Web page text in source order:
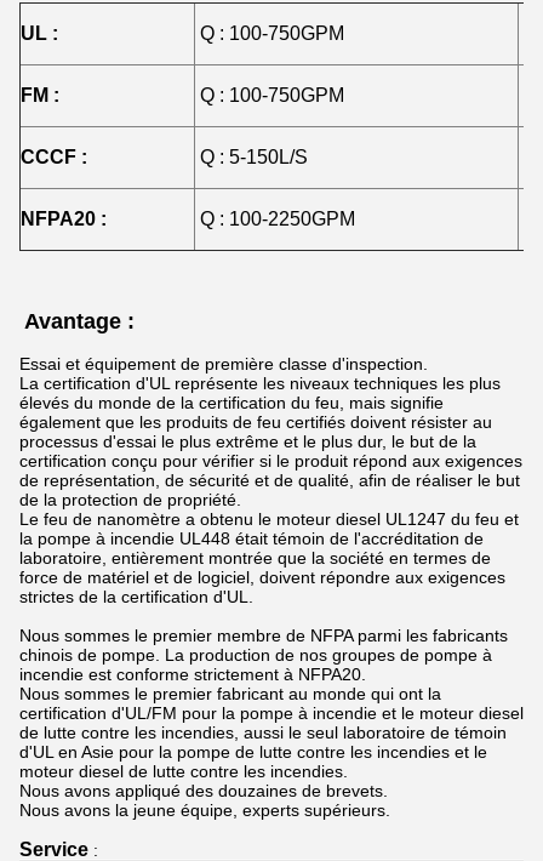
UL : Q : 100-750GPM
FM : Q : 100-750GPM
CCCF : Q : 5-150L/S
NFPA20 : Q : 100-2250GPM
Avantage :
Essai et équipement de première classe d'inspection.
La certification d'UL représente les niveaux techniques les plus
élevés du monde de la certification du feu, mais signifie
également que les produits de feu certifiés doivent résister au
processus d'essai le plus extrême et le plus dur, le but de la
certification conçu pour vérifier si le produit répond aux exigences
de représentation, de sécurité et de qualité, afin de réaliser le but
de la protection de propriété.
Le feu de nanomètre a obtenu le moteur diesel UL1247 du feu et
la pompe à incendie UL448 était témoin de l'accréditation de
laboratoire, entièrement montrée que la société en termes de
force de matériel et de logiciel, doivent répondre aux exigences
strictes de la certification d'UL.
Nous sommes le premier membre de NFPA parmi les fabricants
chinois de pompe. La production de nos groupes de pompe à
incendie est conforme strictement à NFPA20.
Nous sommes le premier fabricant au monde qui ont la
certification d'UL/FM pour la pompe à incendie et le moteur diesel
de lutte contre les incendies, aussi le seul laboratoire de témoin
d'UL en Asie pour la pompe de lutte contre les incendies et le
moteur diesel de lutte contre les incendies.
Nous avons appliqué des douzaines de brevets.
Nous avons la jeune équipe, experts supérieurs.
Service :